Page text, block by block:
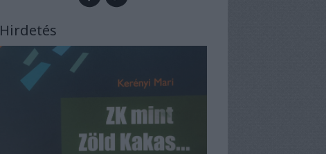
Hirdetés